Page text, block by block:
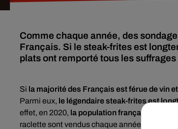
Comme chaque année, des
Français. Si le steak-frites est
plats ont remporté tous les suffrages
Si la majorité des Français est férue de vin
Parmi eux, le légendaire steak-frites est
effet, en 2020, la population française
raclette sont vendus chaque année dans